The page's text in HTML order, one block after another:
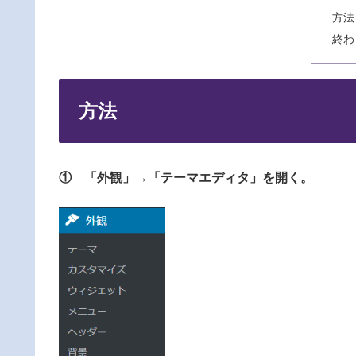
方法
終
方法
① 「外観」→「テーマエディタ」を開く。